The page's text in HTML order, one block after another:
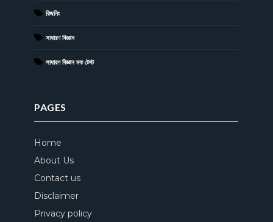
রিজনিং
সাধারণ বিজ্ঞান
সাধারণ বিজ্ঞান মক টেস্ট
PAGES
Home
About Us
Contact us
Disclaimer
Privacy policy